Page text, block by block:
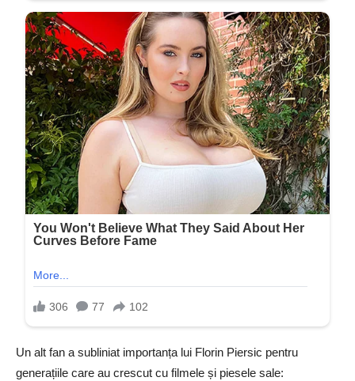
Un alt fan a subliniat importanța lui Florin Piersic pentru
generațiile care au crescut cu filmele și piesele sale: